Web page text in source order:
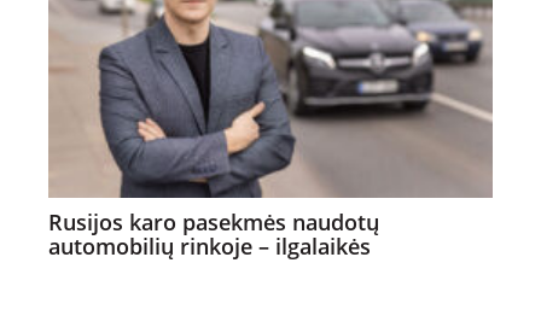
Rusijos karo pasekmės naudotų
automobilių rinkoje – ilgalaikės